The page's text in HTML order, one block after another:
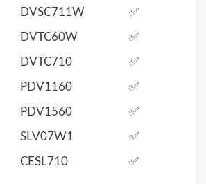
DVSC711W ✅
DVTC60W ✅
DVTC710 ✅
PDV1160 ✅
PDV1560 ✅
SLV07W1 ✅
CESL710 ✅